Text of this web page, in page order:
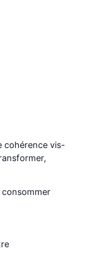
cohérence vis-
consommer